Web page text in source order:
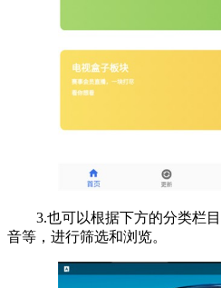
3.也可以根据下方的分类栏目
音等，进行筛选和浏览。